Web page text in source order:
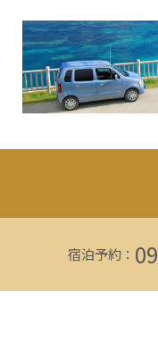
宿泊予約：